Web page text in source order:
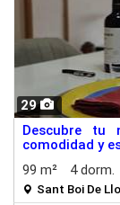
29
Descubre tu
comodidad y
99 m²
4 dorm.
Sant Boi De